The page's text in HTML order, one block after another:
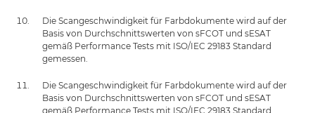
Die Scangeschwindigkeit für Farbdokumente wird auf der
Basis von Durchschnittswerten von sFCOT und sESAT
gemäß Performance Tests mit ISO/IEC 29183 Standard
gemessen.
Die Scangeschwindigkeit für Farbdokumente wird auf der
Basis von Durchschnittswerten von sFCOT und sESAT
gemäß Performance Tests mit ISO/IEC 29183 Standard